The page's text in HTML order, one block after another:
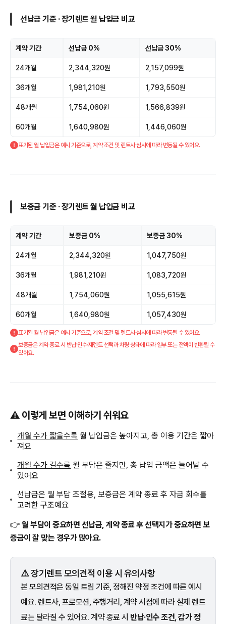
선납금 기준 · 장기렌트 월 납입금 비교
계약 기간 선납금 0% 선납금 30%
24개월 2,344,320원 2,157,099원
36개월 1,981,210원 1,793,550원
48개월 1,754,060원 1,566,839원
60개월 1,640,980원 1,446,060원
표기된 월 납입금은 예시 기준으로, 계약 조건 및 렌트사 심사에 따라 변동될 수 있어요.
보증금 기준 · 장기렌트 월 납입금 비교
계약 기간 보증금 0% 보증금 30%
24개월 2,344,320원 1,047,750원
36개월 1,981,210원 1,083,720원
48개월 1,754,060원 1,055,615원
60개월 1,640,980원 1,057,430원
표기된 월 납입금은 예시 기준으로, 계약 조건 및 렌트사 심사에 따라 변동될 수 있어요.
보증금은 계약 종료 시 반납·인수·재렌트 선택과 차량 상태에 따라 일부 또는 전액이 반환될 수
있어요.
⚠️ 이렇게 보면 이해하기 쉬워요
개월 수가 짧을수록 월 납입금은 높아지고, 총 이용 기간은 짧아
져요
개월 수가 길수록 월 부담은 줄지만, 총 납입 금액은 늘어날 수
있어요
선납금은 월 부담 조절용, 보증금은 계약 종료 후 자금 회수를
고려한 구조예요
👉 월 부담이 중요하면 선납금, 계약 종료 후 선택지가 중요하면 보
증금이 잘 맞는 경우가 많아요.
⚠️ 장기렌트 모의견적 이용 시 유의사항
본 모의견적은 동일 트림 기준, 정해진 약정 조건에 따른 예시
예요. 렌트사, 프로모션, 주행거리, 계약 시점에 따라 실제 렌트
료는 달라질 수 있어요. 계약 종료 시 반납·인수 조건, 감가 정